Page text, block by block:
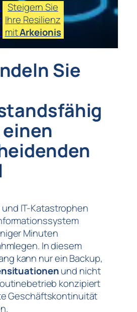
Steigern Sie
Ihre Resilienz
mitArkeionis
Sie
und IT-Katastrophen
Minuten
In diesem
kann nur ein Backup,
und nicht
konzipiert
Geschäftskontinuität